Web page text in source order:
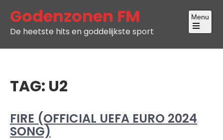
content
Godenzonen FM
De heetste hits en goddelijkste sport
Menu
Open
main
TAG: U2
FIRE (OFFICIAL UEFA EURO 2024
SONG)